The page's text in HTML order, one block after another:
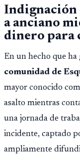
Indignación
a anciano
dinero para
En un hecho que
comunidad de
mayor conocido
asalto mientras
una jornada de
incidente, captado
ampliamente